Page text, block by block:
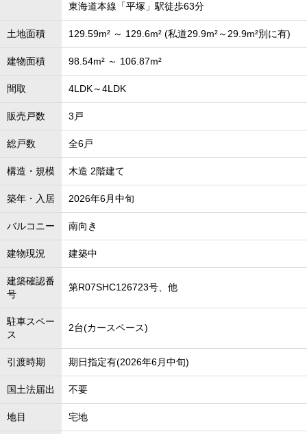
東海道本線「平塚」駅徒歩63分
土地面積 129.59m² ～ 129.6m² (私道29.9m²～29.9m²別に有)
建物面積 98.54m² ～ 106.87m²
間取 4LDK～4LDK
販売戸数 3戸
総戸数 全6戸
構造・規模 木造 2階建て
築年・入居 2026年6月中旬
バルコニー 南向き
建物現況 建築中
建築確認番
号
第R07SHC126723号、他
駐車スペー
ス
2台(カースペース)
引渡時期 期日指定有(2026年6月中旬)
国土法届出 不要
地目 宅地